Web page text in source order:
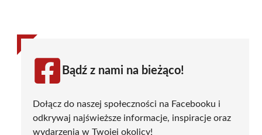
Bądź z nami na bieżąco!
Dołącz do naszej społeczności na Facebooku i
odkrywaj najświeższe informacje, inspiracje oraz
wydarzenia w Twojej okolicy!